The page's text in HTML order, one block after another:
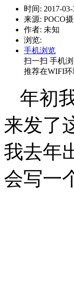
时间: 2017-03-
来源: POCO
作者: 未知
浏览:
手机浏览
扫一扫 手机
推荐在WIFI环
年初
来发了
我去年
会写一